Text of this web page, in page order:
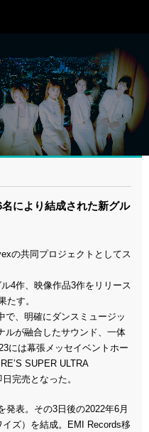
により結成された新グル
の共同プロジェクトとしてス
4作、映像作品3作をリリース
たす。
で、明確にダンスミュージッ
ルが融合したサウンド、一体
には幕張メッセイベントホー
SUPER ULTRA
完売となった。
発表。その3日後の2022年6月
ズ）を結成。EMI Records移